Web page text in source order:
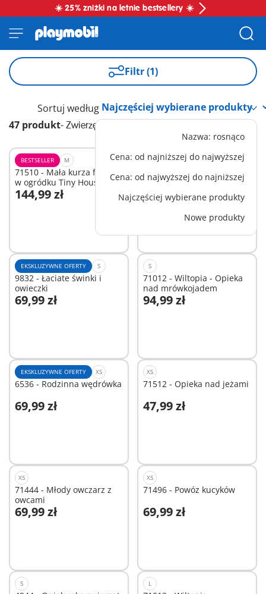
☀️ 25% zniżki na letnie bestsellery ☀️
Filtr (1)
47 produkt- Zwierzęta
Sortuj według
Nazwa: rosnąco
Cena: od najniższej do najwyższej
Cena: od najwyższej do najniższej
Najczęściej wybierane produkty
Nowe produkty
BESTSELLER M
71510 - Mała kurza ferma
w ogródku Tiny House
144,99 zł
Dodaj do koszyka
XS
71358 - Ellie i Sawdust
ćwiczące western riding
47,99 zł
Dodaj do koszyka
EKSKLUZYWNE OFERTY S
9832 - Łaciate świnki i
owieczki
69,99 zł
Dodaj do koszyka
S
71012 - Wiltopia - Opieka
nad mrówkojadem
94,99 zł
Dodaj do koszyka
EKSKLUZYWNE OFERTY XS
6536 - Rodzinna wędrówka
69,99 zł
Dodaj do koszyka
XS
71512 - Opieka nad jeżami
47,99 zł
Dodaj do koszyka
XS
71444 - Młody owczarz z
owcami
69,99 zł
Dodaj do koszyka
XS
71496 - Powóz kucyków
69,99 zł
Dodaj do koszyka
S L